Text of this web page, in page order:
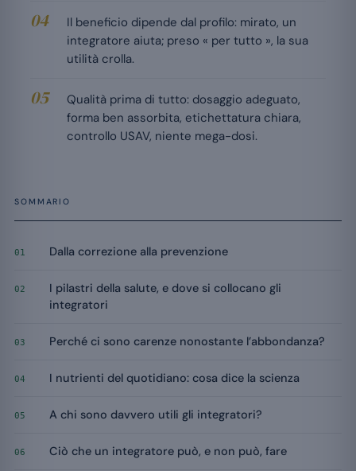
Il beneficio dipende dal profilo: mirato, un
integratore aiuta; preso « per tutto », la sua
utilità crolla.
Qualità prima di tutto: dosaggio adeguato,
forma ben assorbita, etichettatura chiara,
controllo USAV, niente mega-dosi.
SOMMARIO
01 Dalla correzione alla prevenzione
02
I pilastri della salute, e dove si collocano gli
integratori
03 Perché ci sono carenze nonostante l’abbondanza?
04 I nutrienti del quotidiano: cosa dice la scienza
05 A chi sono davvero utili gli integratori?
06 Ciò che un integratore può, e non può, fare